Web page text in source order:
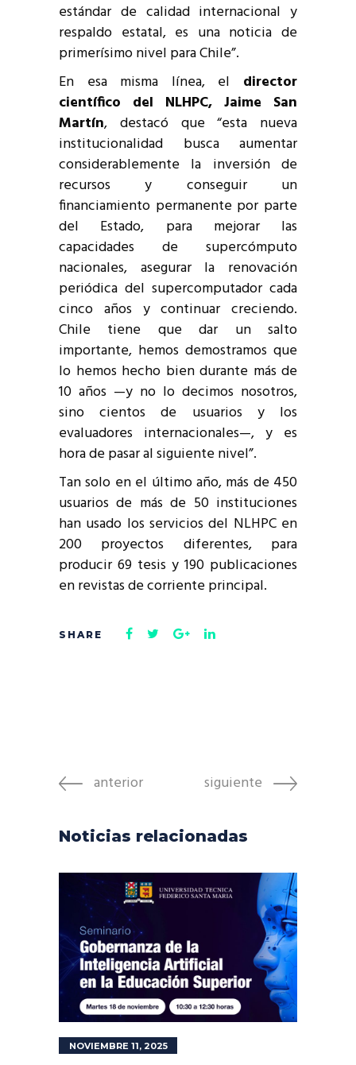
estándar de calidad internacional y
respaldo estatal, es una noticia de
primerísimo nivel para Chile”.
En esa misma línea, el director
científico del NLHPC, Jaime San
Martín, destacó que “esta nueva
institucionalidad busca aumentar
considerablemente la inversión de
recursos y conseguir un
financiamiento permanente por parte
del Estado, para mejorar las
capacidades de supercómputo
nacionales, asegurar la renovación
periódica del supercomputador cada
cinco años y continuar creciendo.
Chile tiene que dar un salto
importante, hemos demostramos que
lo hemos hecho bien durante más de
10 años —y no lo decimos nosotros,
sino cientos de usuarios y los
evaluadores internacionales—, y es
hora de pasar al siguiente nivel”.
Tan solo en el último año, más de 450
usuarios de más de 50 instituciones
han usado los servicios del NLHPC en
200 proyectos diferentes, para
producir 69 tesis y 190 publicaciones
en revistas de corriente principal.
anterior siguiente
Noticias relacionadas
NOVIEMBRE 11, 2025